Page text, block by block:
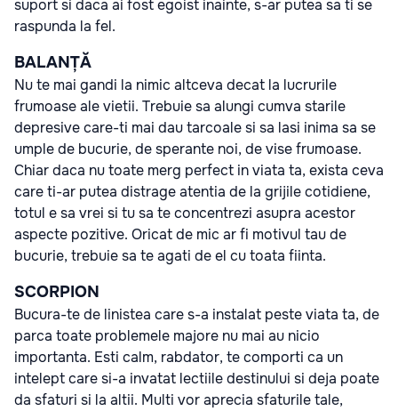
suport si daca ai fost egoist inainte, s-ar putea sa ti se
raspunda la fel.
BALANȚĂ
Nu te mai gandi la nimic altceva decat la lucrurile
frumoase ale vietii. Trebuie sa alungi cumva starile
depresive care-ti mai dau tarcoale si sa lasi inima sa se
umple de bucurie, de sperante noi, de vise frumoase.
Chiar daca nu toate merg perfect in viata ta, exista ceva
care ti-ar putea distrage atentia de la grijile cotidiene,
totul e sa vrei si tu sa te concentrezi asupra acestor
aspecte pozitive. Oricat de mic ar fi motivul tau de
bucurie, trebuie sa te agati de el cu toata fiinta.
SCORPION
Bucura-te de linistea care s-a instalat peste viata ta, de
parca toate problemele majore nu mai au nicio
importanta. Esti calm, rabdator, te comporti ca un
intelept care si-a invatat lectiile destinului si deja poate
da sfaturi si la altii. Multi vor aprecia sfaturile tale,